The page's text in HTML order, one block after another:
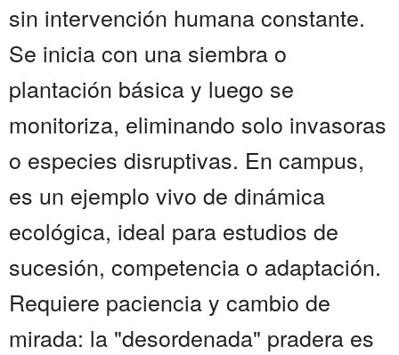
sin intervención humana constante.
Se inicia con una siembra o
plantación básica y luego se
monitoriza, eliminando solo invasoras
o especies disruptivas. En campus,
es un ejemplo vivo de dinámica
ecológica, ideal para estudios de
sucesión, competencia o adaptación.
Requiere paciencia y cambio de
mirada: la "desordenada" pradera es